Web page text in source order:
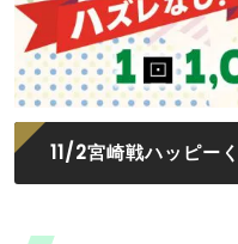
11/2宮崎戦ハッピー